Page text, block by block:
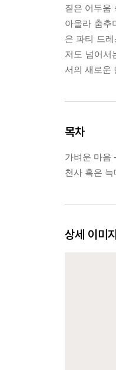
짙은 어두움
아올라 춤추
은 파티 드
저도 넘어서
서의 새로운
목차
가벼운 마음
천사 혹은
상세 이미